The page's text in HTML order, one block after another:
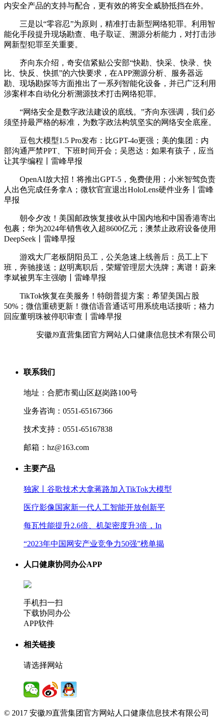
内安全产品的支持与配合，更有效的将安全威胁抵挡在外。
三是以“零容忍”为原则，精准打击新型网络犯罪。利用智
能化手段提升现场勘查、电子取证、溯源分析能力，对打击涉
网新型犯罪至关重要。
齐向东介绍，奇安信紧贴公安部“快勘、快采、快录、快
比、快反、快抓”的六快要求，在APP溯源分析、服务器远
勘、现场勘探等方面推出了一系列智能化设备，并已广泛利用
涉案样本自动化分析溯源技术打击网络犯罪。
“网络安全是数字政法建设的底线。”齐向东强调，我们必
须坚持最严格的标准，为数字政法构筑坚实的网络安全底座。
豆包大模型1.5 Pro发布：比GPT-4o更强；美的集团：内
部沟通严禁PPT、下班时间开会；吴恩达：如果有孩子，应当
让其学编程丨雷峰早报
OpenAI放大招！将推出GPT-5，免费使用；小米智驾负责
人出色完成任务拿A；微软官宣退出HoloLens硬件业务丨雷峰
早报
朝令夕改！美国邮政恢复接收从中国内地和中国香港寄出
包裹；华为2024年销售收入超8600亿元；澳禁止政府设备使用
DeepSeek丨雷峰早报
游戏大厂老板阴阳员工，公关急速上线善后：员工上下
班，奔驰接送；赵明离职后，荣耀管理层大洗牌；离谱！蔚来
李斌被男车主强吻丨雷峰早报
TikTok恢复在美服务！特朗普提方案：希望美国占股
50%；微信重磅更新！微信语音通话可用系统电话接听；格力
回应董明珠被停职审查丨雷峰早报
安徽J9直营集团官方网站人口健康信息技术有限公司
联系我们
地址：合肥市蜀山区赵岗路100号
业务咨询：0551-65167366
技术支持：0551-65167838
邮箱：hz@163.com
主要产品
独家丨谷歌技术大拿蒋路加入TikTok大模型
医疗影像国家新一代人工智能开放创新平
每瓦性能提升2.6倍、机架密度升3倍，In
“2023年中国网安产业竞争力50强”榜单揭
人口健康协同办公APP
手机扫一扫
下载协同办公
APP软件
相关链接
请选择网站
© 2017 安徽J9直营集团官方网站人口健康信息技术有限公司